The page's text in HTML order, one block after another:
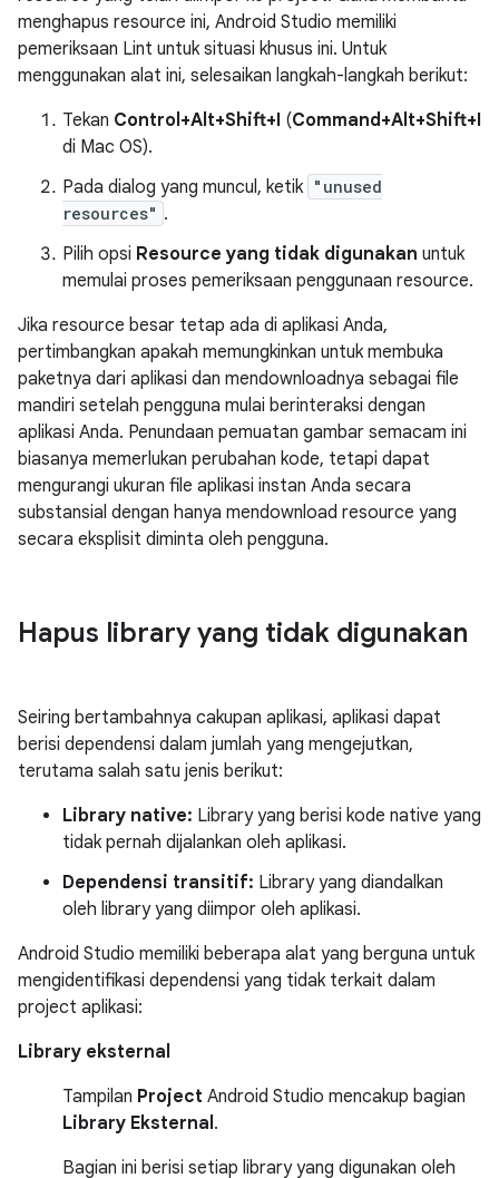
menghapus resource ini, Android Studio memiliki
pemeriksaan Lint untuk situasi khusus ini. Untuk
menggunakan alat ini, selesaikan langkah-langkah berikut:
Tekan Control+Alt+Shift+I (Command+Alt+Shift+I
di Mac OS).
Pada dialog yang muncul, ketik "unused
resources" .
Pilih opsi Resource yang tidak digunakan untuk
memulai proses pemeriksaan penggunaan resource.
Jika resource besar tetap ada di aplikasi Anda,
pertimbangkan apakah memungkinkan untuk membuka
paketnya dari aplikasi dan mendownloadnya sebagai file
mandiri setelah pengguna mulai berinteraksi dengan
aplikasi Anda. Penundaan pemuatan gambar semacam ini
biasanya memerlukan perubahan kode, tetapi dapat
mengurangi ukuran file aplikasi instan Anda secara
substansial dengan hanya mendownload resource yang
secara eksplisit diminta oleh pengguna.
Hapus library yang tidak digunakan
Seiring bertambahnya cakupan aplikasi, aplikasi dapat
berisi dependensi dalam jumlah yang mengejutkan,
terutama salah satu jenis berikut:
Library native: Library yang berisi kode native yang
tidak pernah dijalankan oleh aplikasi.
Dependensi transitif: Library yang diandalkan
oleh library yang diimpor oleh aplikasi.
Android Studio memiliki beberapa alat yang berguna untuk
mengidentifikasi dependensi yang tidak terkait dalam
project aplikasi:
Library eksternal
Tampilan Project Android Studio mencakup bagian
Library Eksternal.
Bagian ini berisi setiap library yang digunakan oleh